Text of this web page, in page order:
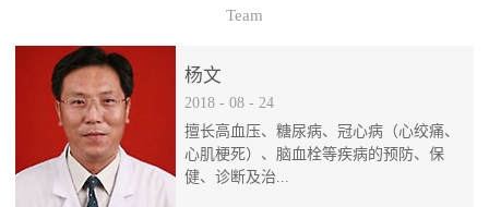
Team
杨文
2018 - 08 - 24
擅长高血压、糖尿病、冠心病（心绞痛、
心肌梗死）、脑血栓等疾病的预防、保
健、诊断及治...